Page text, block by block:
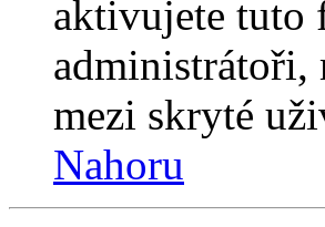
aktivujete tuto
administrátoři,
mezi skryté
Nahoru